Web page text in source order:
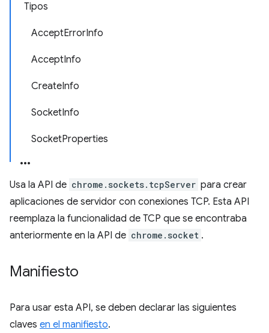
Tipos
AcceptErrorInfo
AcceptInfo
CreateInfo
SocketInfo
SocketProperties
Usa la API de chrome.sockets.tcpServer para crear
aplicaciones de servidor con conexiones TCP. Esta API
reemplaza la funcionalidad de TCP que se encontraba
anteriormente en la API de chrome.socket .
Manifiesto
Para usar esta API, se deben declarar las siguientes
claves en el manifiesto.